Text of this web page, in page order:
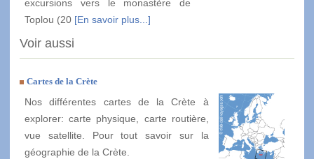
excursions vers le monastère de
Toplou (20 [En savoir plus...]
Voir aussi
Cartes de la Crète
Nos différentes cartes de la Crète à
explorer: carte physique, carte routière,
vue satellite. Pour tout savoir sur la
géographie de la Crète.